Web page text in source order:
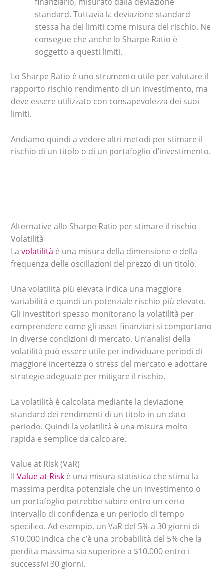
standard. Tuttavia la deviazione standard
stessa ha dei limiti come misura del rischio. Ne
consegue che anche lo Sharpe Ratio è
soggetto a questi limiti.
Lo Sharpe Ratio è uno strumento utile per valutare il
rapporto rischio rendimento di un investimento, ma
deve essere utilizzato con consapevolezza dei suoi
limiti.
Andiamo quindi a vedere altri metodi per stimare il
rischio di un titolo o di un portafoglio d’investimento.
Alternative allo Sharpe Ratio per stimare il rischio
Volatilità
Lavolatilità è una misura della dimensione e della
frequenza delle oscillazioni del prezzo di un titolo.
Una volatilità più elevata indica una maggiore
variabilità e quindi un potenziale rischio più elevato.
Gli investitori spesso monitorano la volatilità per
comprendere come gli asset finanziari si comportano
in diverse condizioni di mercato. Un’analisi della
volatilità può essere utile per individuare periodi di
maggiore incertezza o stress del mercato e adottare
strategie adeguate per mitigare il rischio.
La volatilità è calcolata mediante la deviazione
standard dei rendimenti di un titolo in un dato
periodo. Quindi la volatilità è una misura molto
rapida e semplice da calcolare.
Value at Risk (VaR)
IlValue at Risk è una misura statistica che stima la
massima perdita potenziale che un investimento o
un portafoglio potrebbe subire entro un certo
intervallo di confidenza e un periodo di tempo
specifico. Ad esempio, un VaR del 5% a 30 giorni di
$10.000 indica che c’è una probabilità del 5% che la
perdita massima sia superiore a $10.000 entro i
successivi 30 giorni.